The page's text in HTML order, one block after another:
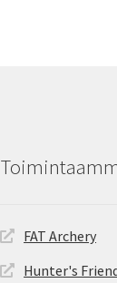
FAT Archery
Hunter's